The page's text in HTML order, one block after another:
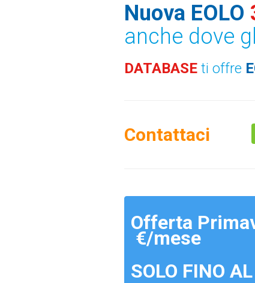
Nuova EOLO
anche dove
DATABASE ti offre
Contattaci
Offerta
€/mese
SOLO FINO